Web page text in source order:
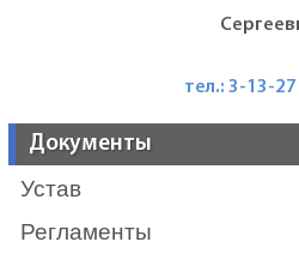
тел.: 3-13-
Документы
Устав
Регламенты